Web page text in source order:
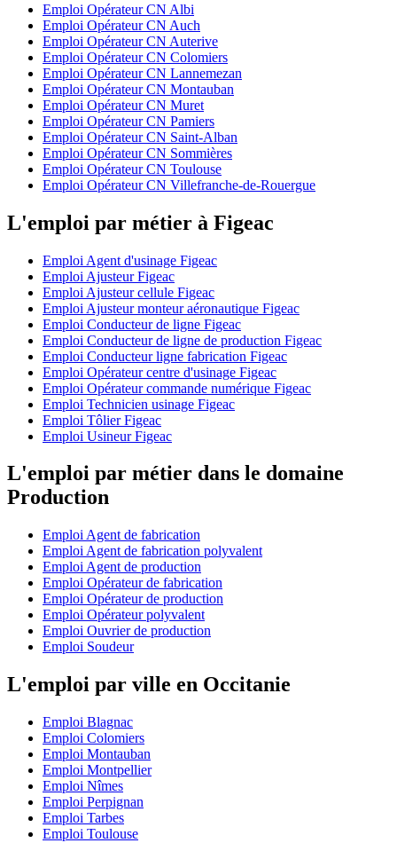
Emploi Opérateur CN Albi
Emploi Opérateur CN Auch
Emploi Opérateur CN Auterive
Emploi Opérateur CN Colomiers
Emploi Opérateur CN Lannemezan
Emploi Opérateur CN Montauban
Emploi Opérateur CN Muret
Emploi Opérateur CN Pamiers
Emploi Opérateur CN Saint-Alban
Emploi Opérateur CN Sommières
Emploi Opérateur CN Toulouse
Emploi Opérateur CN Villefranche-de-Rouergue
L'emploi par métier à Figeac
Emploi Agent d'usinage Figeac
Emploi Ajusteur Figeac
Emploi Ajusteur cellule Figeac
Emploi Ajusteur monteur aéronautique Figeac
Emploi Conducteur de ligne Figeac
Emploi Conducteur de ligne de production Figeac
Emploi Conducteur ligne fabrication Figeac
Emploi Opérateur centre d'usinage Figeac
Emploi Opérateur commande numérique Figeac
Emploi Technicien usinage Figeac
Emploi Tôlier Figeac
Emploi Usineur Figeac
L'emploi par métier dans le domaine
Production
Emploi Agent de fabrication
Emploi Agent de fabrication polyvalent
Emploi Agent de production
Emploi Opérateur de fabrication
Emploi Opérateur de production
Emploi Opérateur polyvalent
Emploi Ouvrier de production
Emploi Soudeur
L'emploi par ville en Occitanie
Emploi Blagnac
Emploi Colomiers
Emploi Montauban
Emploi Montpellier
Emploi Nîmes
Emploi Perpignan
Emploi Tarbes
Emploi Toulouse